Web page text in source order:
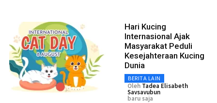
Hari Kucing
Internasional Ajak
Masyarakat Peduli
Kesejahteraan Kucing
Dunia
BERITA LAIN
Oleh Tadea Elisabeth
Savsavubun
baru saja